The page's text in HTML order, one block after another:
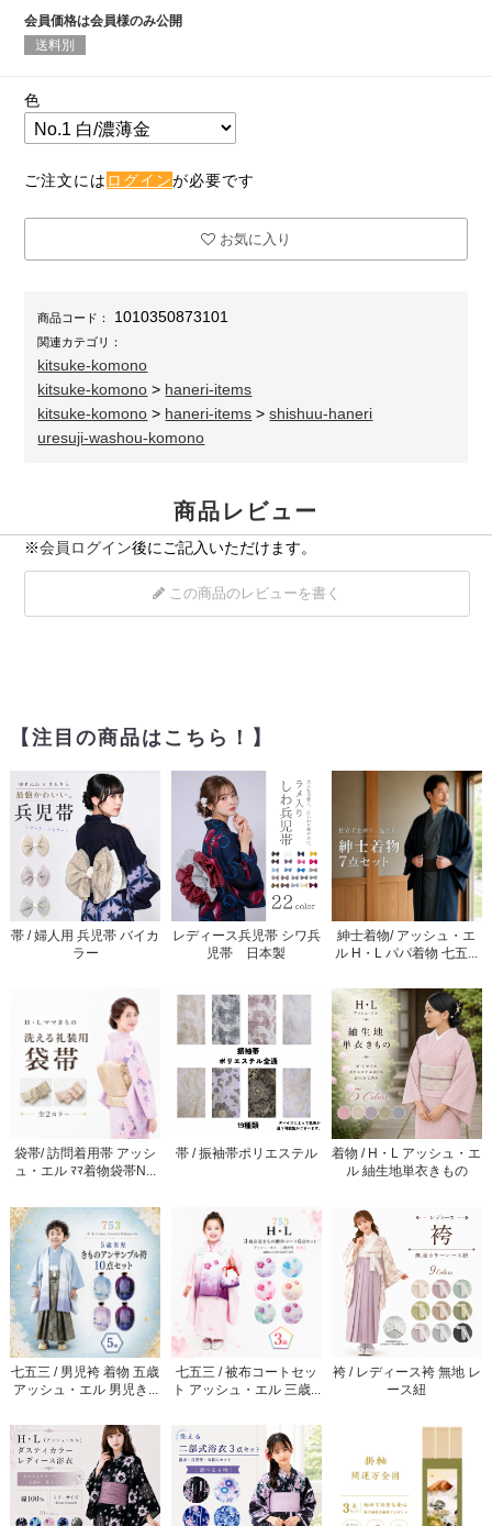
会員価格は会員様のみ公開
送料別
色
ご注文には ログインが必要です
お気に入り
商品コード： 1010350873101
関連カテゴリ：
kitsuke-komono
kitsuke-komono > haneri-items
kitsuke-komono > haneri-items >shishuu-haneri
uresuji-washou-komono
商品レビュー
※会員ログイン後にご記入いただけます。
この商品のレビューを書く
【注目の商品はこちら！】
帯 / 婦人用 兵児帯 バイカ
ラー
レディース兵児帯 シワ兵
児帯 日本製
紳士着物/ アッシュ・エ
ル H・L パパ着物 七五...
袋帯/ 訪問着用帯 アッシ
ュ・エル ﾏﾏ着物袋帯N...
帯 / 振袖帯ポリエステル
着物 / H・L アッシュ・エ
ル 紬生地単衣きもの
七五三 / 男児袴 着物 五歳
アッシュ・エル 男児き...
七五三 / 被布コートセッ
ト アッシュ・エル 三歳...
袴 / レディース袴 無地 レ
ース紐